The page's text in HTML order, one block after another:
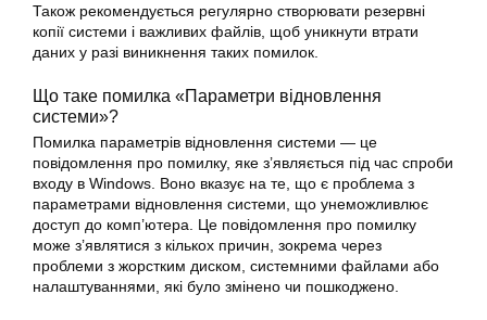
Також рекомендується регулярно створювати резервні
копії системи і важливих файлів, щоб уникнути втрати
даних у разі виникнення таких помилок.
Що таке помилка «Параметри відновлення
системи»?
Помилка параметрів відновлення системи — це
повідомлення про помилку, яке з’являється під час спроби
входу в Windows. Воно вказує на те, що є проблема з
параметрами відновлення системи, що унеможливлює
доступ до комп’ютера. Це повідомлення про помилку
може з’являтися з кількох причин, зокрема через
проблеми з жорстким диском, системними файлами або
налаштуваннями, які було змінено чи пошкоджено.